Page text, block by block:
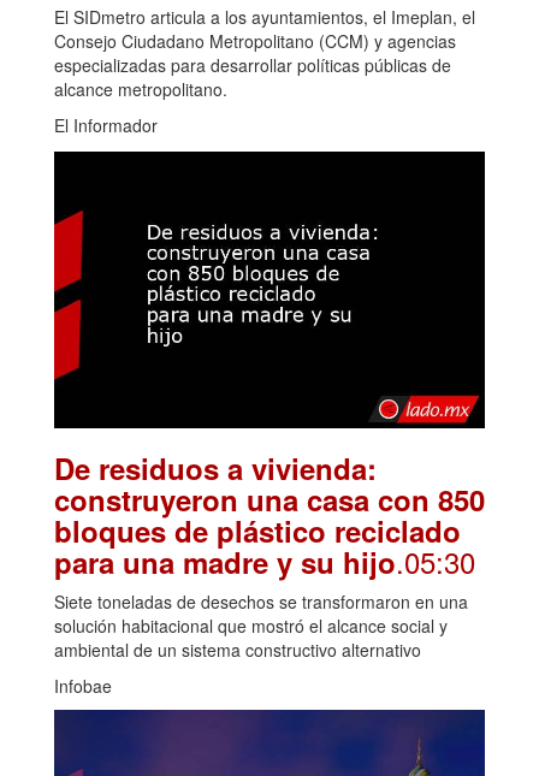
El SIDmetro articula a los ayuntamientos, el Imeplan, el
Consejo Ciudadano Metropolitano (CCM) y agencias
especializadas para desarrollar políticas públicas de
alcance metropolitano.
El Informador
De residuos a vivienda:
construyeron una casa con 850
bloques de plástico reciclado
para una madre y su hijo.05:30
Siete toneladas de desechos se transformaron en una
solución habitacional que mostró el alcance social y
ambiental de un sistema constructivo alternativo
Infobae